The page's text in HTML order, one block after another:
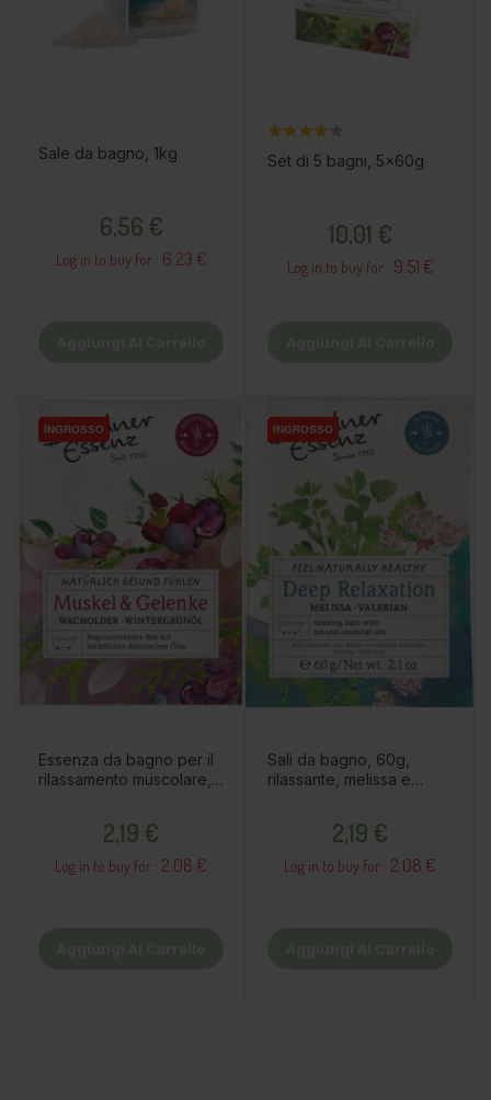
Sale da bagno, 1kg
6,56 €
Log in to buy for : 6.23 €
Set di 5 bagni, 5x60g
10,01 €
Log in to buy for : 9.51 €
INGROSSO
INGROSSO
INGROSSO
Essenza da bagno per il
rilassamento muscolare,
2,19 €
Log in to buy for : 2.08 €
INGROSSO
INGROSSO
INGROSSO
Sali da bagno, 60g,
rilassante, melissa e
2,19 €
Log in to buy for : 2.08 €